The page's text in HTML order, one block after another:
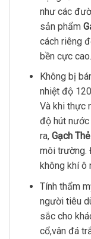
như các
sản phẩm
cách riêng
bền cực cao.
Không bị
nhiệt độ
Và khi thực
độ hút
ra, Gạch
môi trường.
không khí ô
Tính thẩm
người tiêu
sắc cho
cổ,vân đá